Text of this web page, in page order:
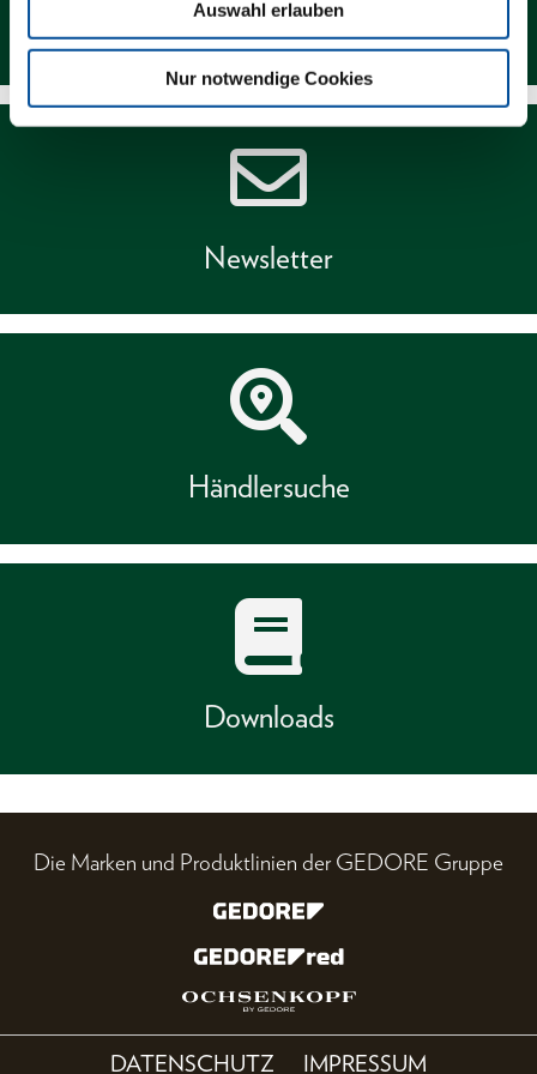
Auswahl erlauben
Nur notwendige Cookies
Kontakt
Newsletter
Händlersuche
Downloads
Die Marken und Produktlinien der GEDORE Gruppe
DATENSCHUTZ IMPRESSUM